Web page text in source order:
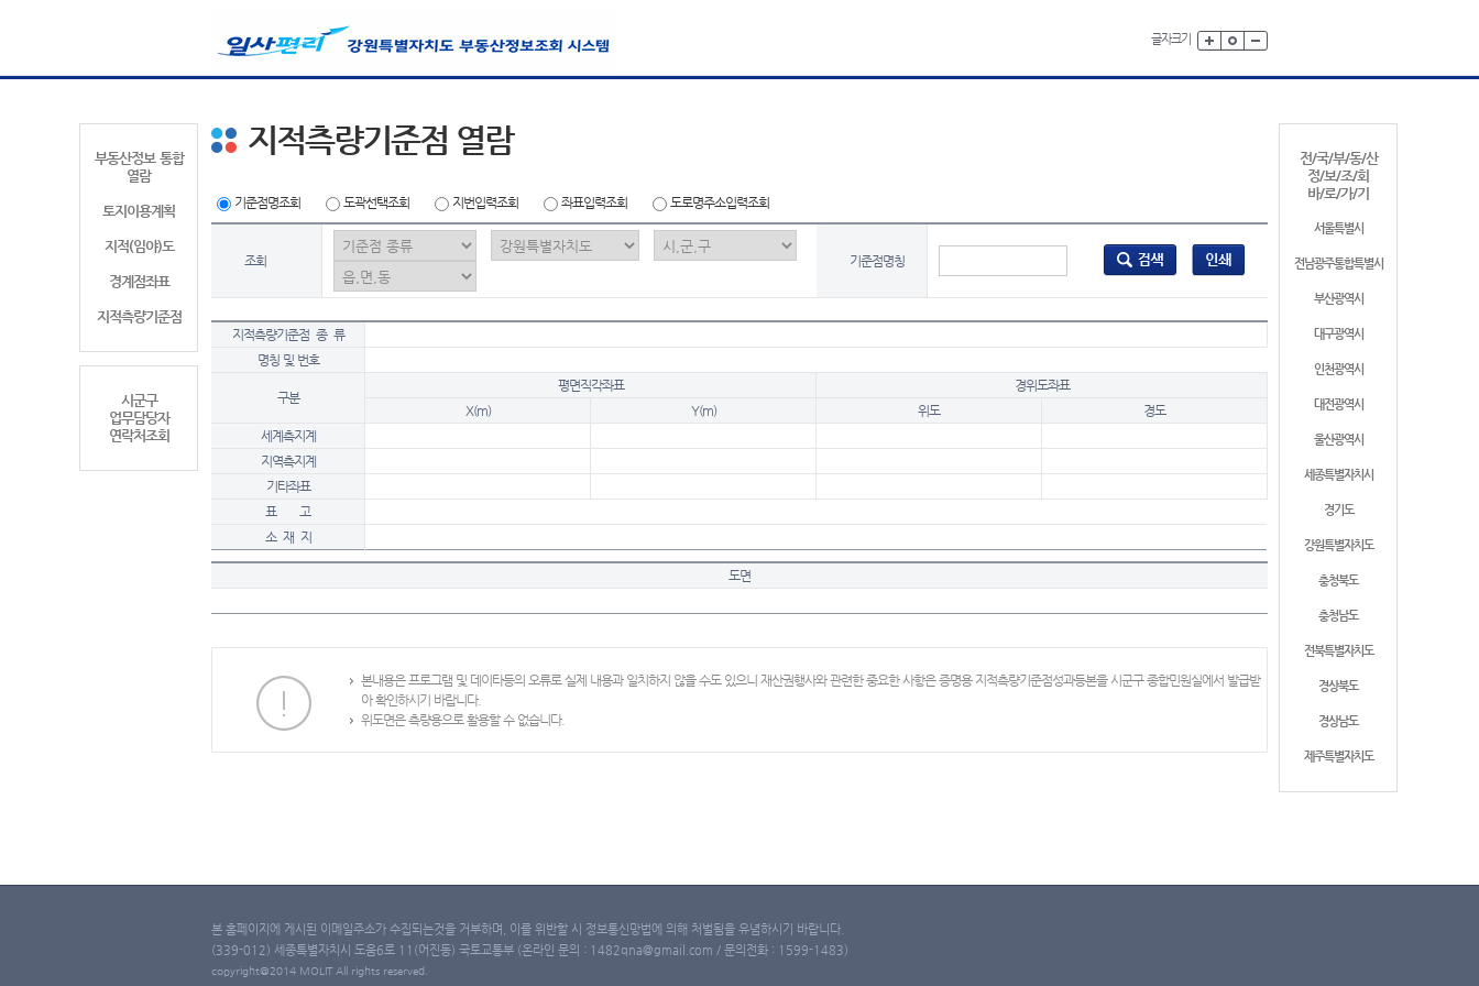
글자크기
부동산정보 통합
열람
토지이용계획
지적(임야)도
경계점좌표
지적측량기준점
시군구
업무담당자
연락처조회
전/국/부/동/산
정/보/조/회
바/로/가/기
서울특별시
전남광주통합특별시
부산광역시
대구광역시
인천광역시
대전광역시
울산광역시
세종특별자치시
경기도
강원특별자치도
충청북도
충청남도
전북특별자치도
경상북도
경상남도
제주특별자치도
지적측량기준점 열람
기준점명조회 도곽선택조회 지번입력조회 좌표입력조회 도로명주소입력조회
조회 기준점명칭
지적측량기준점 종 류
명칭 및 번호
구분
평면직각좌표
경위도좌표
X(m)
Y(m) 위도
경도
세계측지계
지역측지계
기타좌표
표 고
소 재 지
도면
본내용은 프로그램 및 데이타등의 오류로 실제 내용과 일치하지 않을 수도 있으니 재산권행사와 관련한 중요한 사항은 증명용 지적측량기준점성과등본을 시군구 종합민원실에서 발급받
아 확인하시기 바랍니다.
위도면은 측량용으로 활용할 수 없습니다.
본 홈페이지에 게시된 이메일주소가 수집되는것을 거부하며, 이를 위반할 시 정보통신망법에 의해 처벌됨을 유념하시기 바랍니다.
(339-012) 세종특별자치시 도움6로 11(어진동) 국토교통부 (온라인 문의 : 1482qna@gmail.com / 문의전화 : 1599-1483)
copyright@2014 MOLIT All rights reserved.